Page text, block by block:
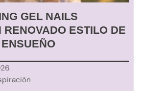
GEL NAILS
RENOVADO ESTILO DE